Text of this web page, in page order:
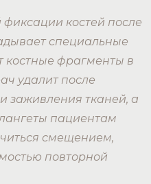
костей после
специальные
костные фрагменты в
удалит после
заживления тканей, а
пациентам
смещением,
повторной